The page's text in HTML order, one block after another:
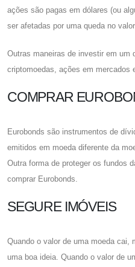
ações são pagas em dólares (ou
ser afetadas por uma queda no
Outras maneiras de investir em um
criptomoedas, ações em mercados
COMPRAR
Eurobonds são instrumentos de
emitidos em moeda diferente da
Outra forma de proteger os fundos
comprar Eurobonds.
SEGURE IMÓVEIS
Quando o valor de uma moeda cai,
uma boa ideia. Quando o valor de